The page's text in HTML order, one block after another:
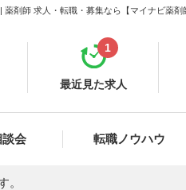
師 求人・転職・募集なら【マイナビ薬剤
最近見た求人
1
会 転職ノウハウ
。